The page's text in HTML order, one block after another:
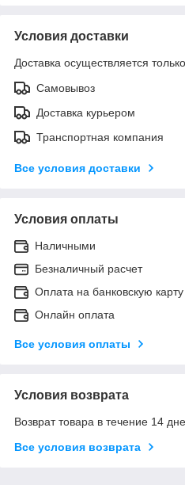
Условия доставки
Доставка осуществляется
Самовывоз
Доставка курьером
Транспортная компания
Все условия доставки
Условия оплаты
Наличными
Безналичный расчет
Оплата на банковскую
Онлайн оплата
Все условия оплаты
Условия возврата
Возврат товара в течение 14
Все условия возврата